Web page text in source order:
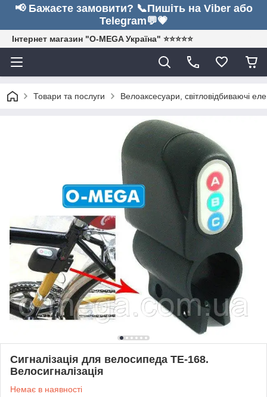
📢 Бажаєте замовити? 📞Пишіть на Viber або
Telegram💬💗
Інтернет магазин "O-MEGA Україна" ⭐⭐⭐⭐⭐
Товари та послуги Велоаксесуари, світловідбиваючі
Сигналізація для велосипеда TE-168.
Велосигналізація
Немає в наявності